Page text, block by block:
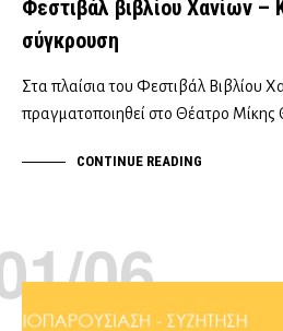
Φεστιβάλ βιβλίου Χανίων –
σύγκρουση
Στα πλαίσια του Φεστιβάλ Βιβλίου
πραγματοποιηθεί στο Θέατρο
CONTINUE READING
06